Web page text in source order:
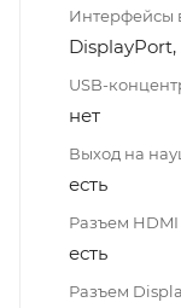
Интерфейсы
DisplayPort,
USB-
нет
Выход на
есть
Разъем HDMI
есть
Разъем